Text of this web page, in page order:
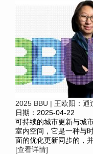
2025 BBU | 王欧阳：通
日期：2025-04-22
可持续的城市更新与城
室内空间，它是一种与
面的优化更新同步的，
[查看详情]